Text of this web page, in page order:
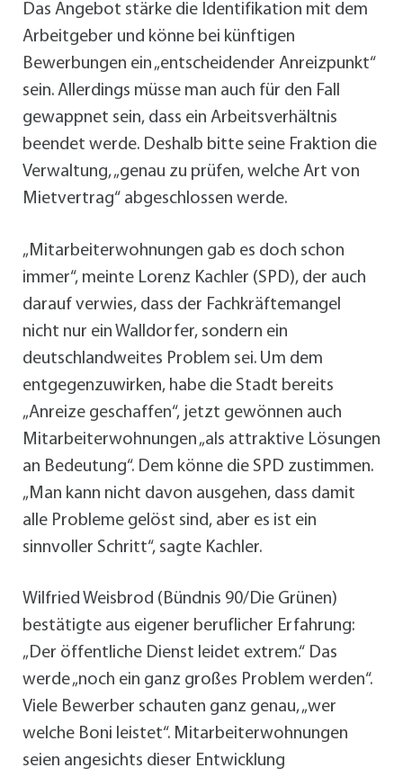
Das Angebot stärke die Identifikation mit dem
Arbeitgeber und könne bei künftigen
Bewerbungen ein „entscheidender Anreizpunkt“
sein. Allerdings müsse man auch für den Fall
gewappnet sein, dass ein Arbeitsverhältnis
beendet werde. Deshalb bitte seine Fraktion die
Verwaltung, „genau zu prüfen, welche Art von
Mietvertrag“ abgeschlossen werde.
„Mitarbeiterwohnungen gab es doch schon
immer“, meinte Lorenz Kachler (SPD), der auch
darauf verwies, dass der Fachkräftemangel
nicht nur ein Walldorfer, sondern ein
deutschlandweites Problem sei. Um dem
entgegenzuwirken, habe die Stadt bereits
„Anreize geschaffen“, jetzt gewönnen auch
Mitarbeiterwohnungen „als attraktive Lösungen
an Bedeutung“. Dem könne die SPD zustimmen.
„Man kann nicht davon ausgehen, dass damit
alle Probleme gelöst sind, aber es ist ein
sinnvoller Schritt“, sagte Kachler.
Wilfried Weisbrod (Bündnis 90/Die Grünen)
bestätigte aus eigener beruflicher Erfahrung:
„Der öffentliche Dienst leidet extrem.“ Das
werde „noch ein ganz großes Problem werden“.
Viele Bewerber schauten ganz genau, „wer
welche Boni leistet“. Mitarbeiterwohnungen
seien angesichts dieser Entwicklung